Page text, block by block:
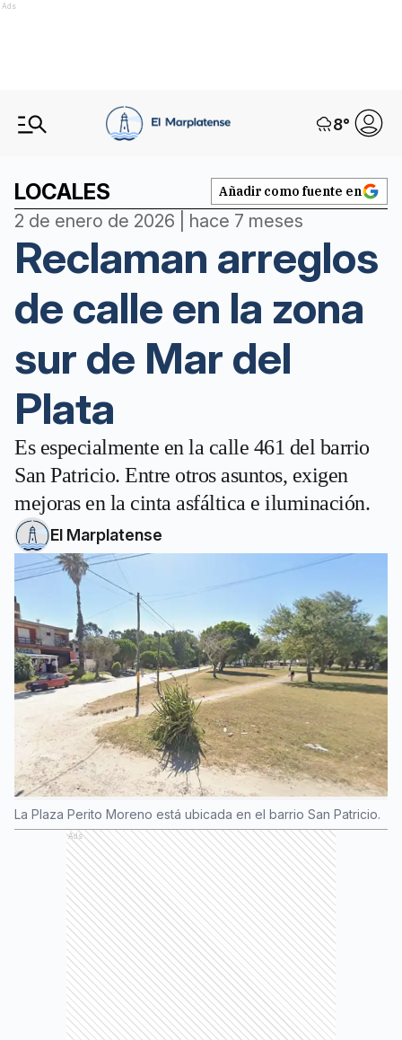
Ads
8°
LOCALES Añadir como fuente en
2 de enero de 2026 | hace 7 meses
Reclaman arreglos
de calle en la zona
sur de Mar del
Plata
Es especialmente en la calle 461 del barrio
San Patricio. Entre otros asuntos, exigen
mejoras en la cinta asfáltica e iluminación.
El Marplatense
La Plaza Perito Moreno está ubicada en el barrio San Patricio.
Ads